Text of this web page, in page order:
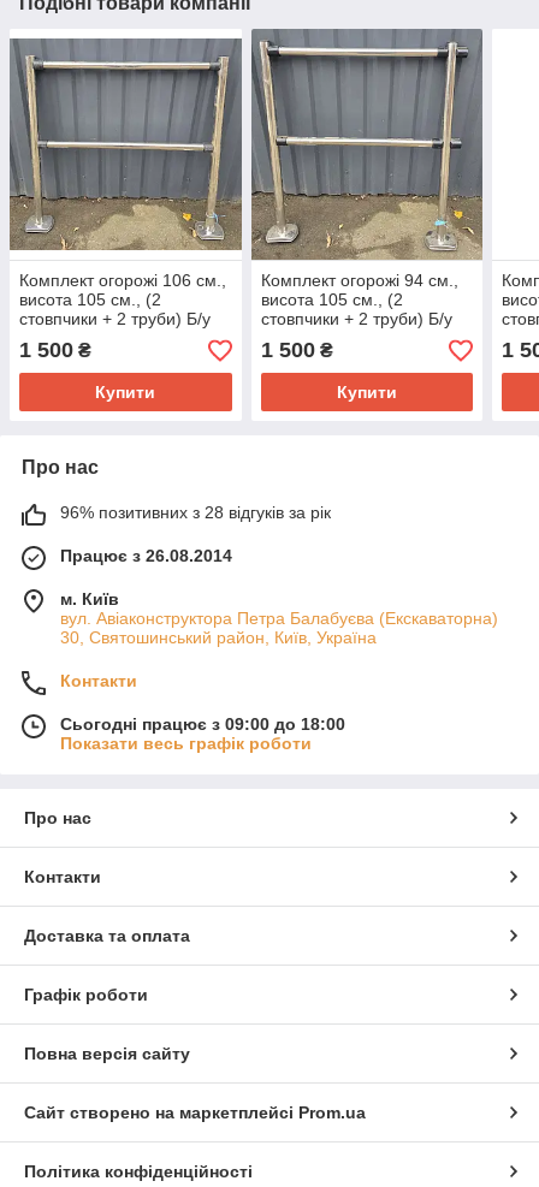
Комплект огорожі 106 см.,
висота 105 см., (2
стовпчики + 2 труби) Б/у
1 500 ₴
Купити
Комплект огорожі 94 см.,
висота 105 см., (2
стовпчики + 2 труби) Б/у
1 500₴
Купити
1
Про нас
96% позитивних з 28 відгуків за рік
Працює з 26.08.2014
м. Київ
вул. Авіаконструктора Петра Балабуєва (Екскаваторна)
30, Святошинський район, Київ, Україна
Контакти
Сьогодні працює з 09:00 до 18:00
Показати весь графік роботи
Про нас
Контакти
Доставка та оплата
Графік роботи
Повна версія сайту
Сайт створено на маркетплейсі Prom.ua
Політика конфіденційності